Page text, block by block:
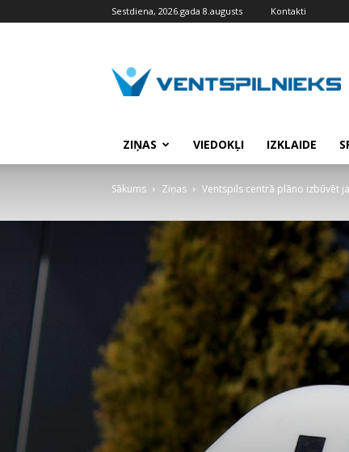
Sestdiena, 2026.gada 8.augusts Kontakti
ZIŅAS VIEDOKĻI IZKLAIDE
Sākums Ziņas Ventspils centrā plāno izbūvēt